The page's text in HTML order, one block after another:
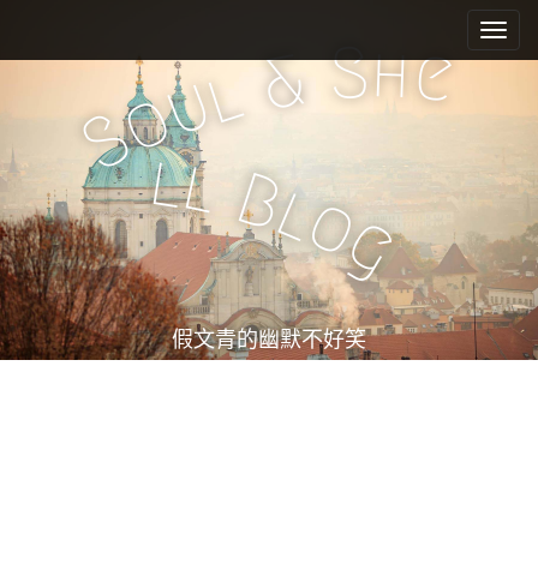
e
n
u
i
c
n
t
e
n
t
S
oul&She
ll Blog
假文青的幽默不好笑